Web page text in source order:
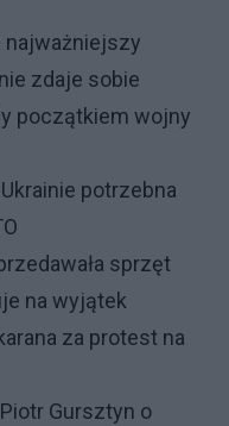
najważniejszy
zdaje sobie
początkiem wojny
potrzebna
sprzęt
na wyjątek
za protest na
Gursztyn o